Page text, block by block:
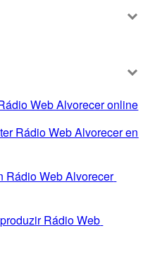
Web Alvorecer online
Rádio Web Alvorecer en
Rádio Web Alvorecer
Rádio Web